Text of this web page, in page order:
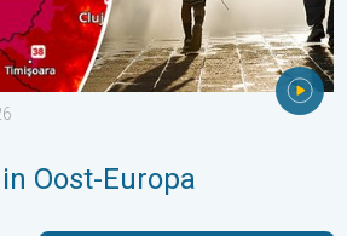
Oost-Europa